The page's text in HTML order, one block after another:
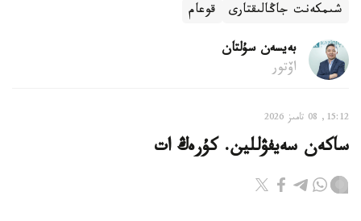
شىمكەنت جاڭالىقتارى قوعام
بەيسەن سۇلتان
اۆتور
15:12, 08 تامىز 2026
ساكەن سەيفۋللين. كۇرەڭ ات